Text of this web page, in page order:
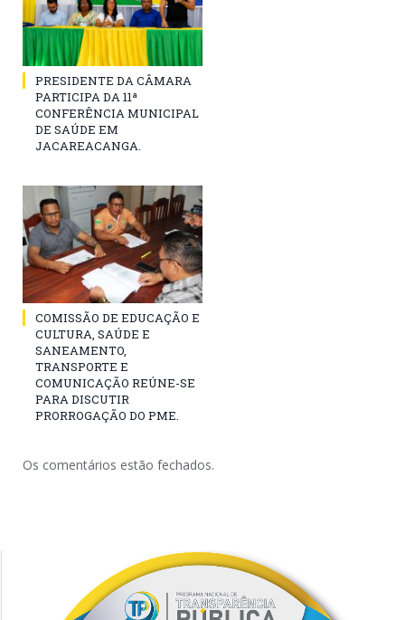
PRESIDENTE DA CÂMARA
PARTICIPA DA 11ª
CONFERÊNCIA MUNICIPAL
DE SAÚDE EM
JACAREACANGA.
COMISSÃO DE EDUCAÇÃO E
CULTURA, SAÚDE E
SANEAMENTO,
TRANSPORTE E
COMUNICAÇÃO REÚNE-SE
PARA DISCUTIR
PRORROGAÇÃO DO PME.
Os comentários estão fechados.